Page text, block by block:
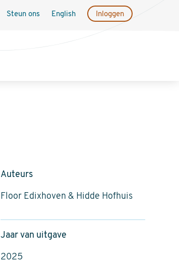
Steun ons English Inloggen
Auteurs
Floor Edixhoven & Hidde Hofhuis
Jaar van uitgave
2025